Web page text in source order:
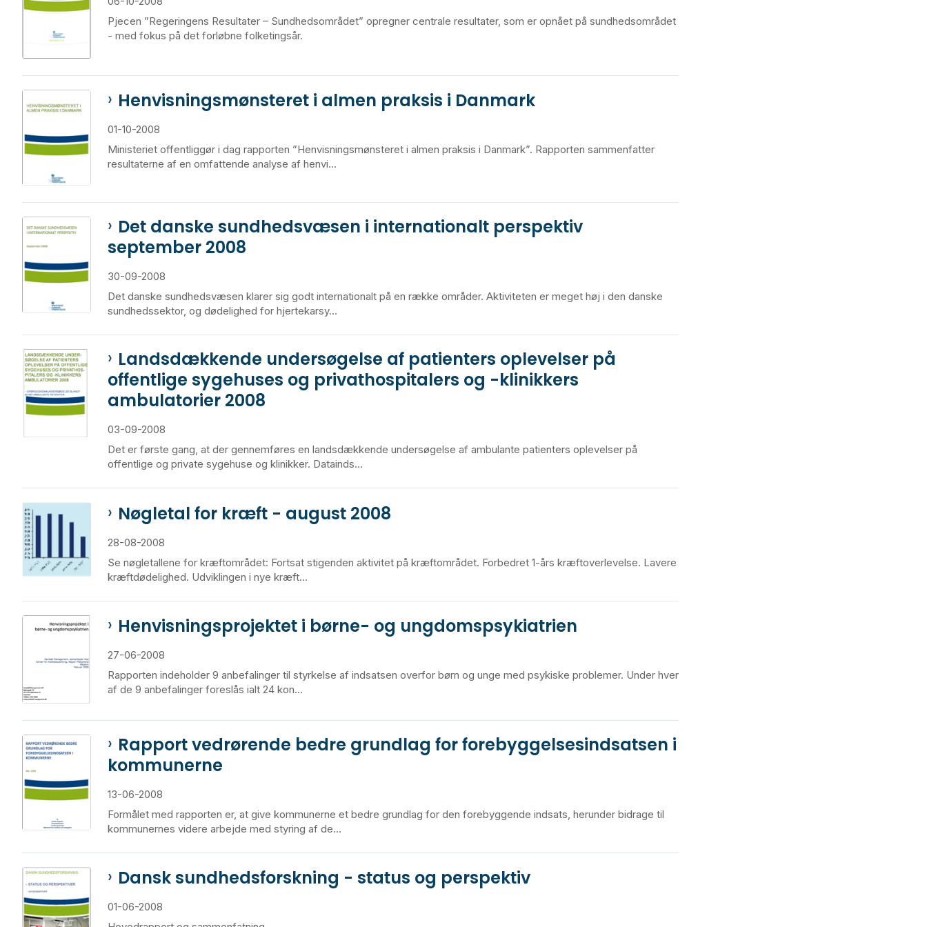
Pjecen ”Regeringens Resultater – Sundhedsområdet” opregner centrale resultater, som er opnået på sundhedsområdet
- med fokus på det forløbne folketingsår.
Henvisningsmønsteret i almen praksis i Danmark
01-10-2008
Ministeriet offentliggør i dag rapporten ”Henvisningsmønsteret i almen praksis i Danmark”. Rapporten sammenfatter
resultaterne af en omfattende analyse af henvi...
Det danske sundhedsvæsen i internationalt perspektiv
september 2008
30-09-2008
Det danske sundhedsvæsen klarer sig godt internationalt på en række områder. Aktiviteten er meget høj i den danske
sundhedssektor, og dødelighed for hjertekarsy...
Landsdækkende undersøgelse af patienters oplevelser på
offentlige sygehuses og privathospitalers og -klinikkers
ambulatorier 2008
03-09-2008
Det er første gang, at der gennemføres en landsdækkende undersøgelse af ambulante patienters oplevelser på
offentlige og private sygehuse og klinikker. Datainds...
Nøgletal for kræft - august 2008
28-08-2008
Se nøgletallene for kræftområdet: Fortsat stigenden aktivitet på kræftområdet. Forbedret 1-års kræftoverlevelse. Lavere
kræftdødelighed. Udviklingen i nye kræft...
Henvisningsprojektet i børne- og ungdomspsykiatrien
27-06-2008
Rapporten indeholder 9 anbefalinger til styrkelse af indsatsen overfor børn og unge med psykiske problemer. Under hver
af de 9 anbefalinger foreslås ialt 24 kon...
Rapport vedrørende bedre grundlag for forebyggelsesindsatsen i
kommunerne
13-06-2008
Formålet med rapporten er, at give kommunerne et bedre grundlag for den forebyggende indsats, herunder bidrage til
kommunernes videre arbejde med styring af de...
Dansk sundhedsforskning - status og perspektiv
01-06-2008